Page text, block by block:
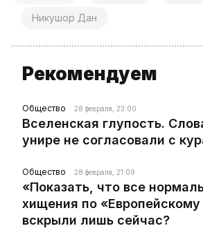
Никушор Дан
Рекомендуем
Общество 28 февраля, 23:00
Вселенская глупость.
унире не согласовали с
Общество 28 февраля, 21:09
«Показать, что все
хищения по
вскрыли лишь сейчас?